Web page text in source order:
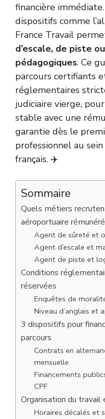
financière
dispositifs comme
France Travail
d’escale, de piste
pédagogiques. Ce
parcours certifiants
réglementaires
judiciaire vierge,
stable avec une
garantie dès le
professionnel au
français. ✈️
Sommaire
Quels métiers
aéroportuaire
Agent de sûreté et
Agent d’escale et
Agent de piste et
Conditions
réservées
Enquêtes de
Niveau d’anglais et
3 dispositifs pour
parcours
Contrats en
mensuelle
Financements
CPF
Organisation du
Horaires décalés et